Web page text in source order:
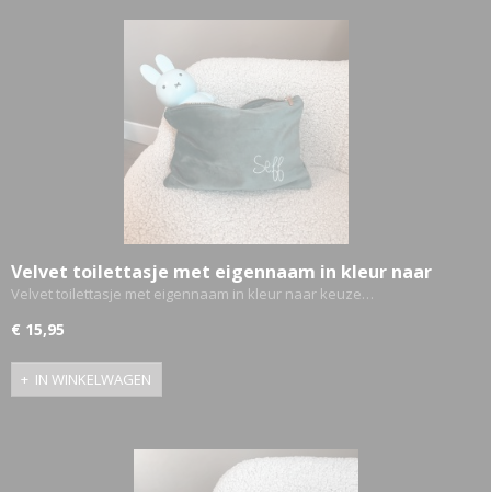
Velvet toilettasje met eigennaam in kleur naar
keuze
Velvet toilettasje met eigennaam in kleur naar keuze…
€ 15,95
IN WINKELWAGEN